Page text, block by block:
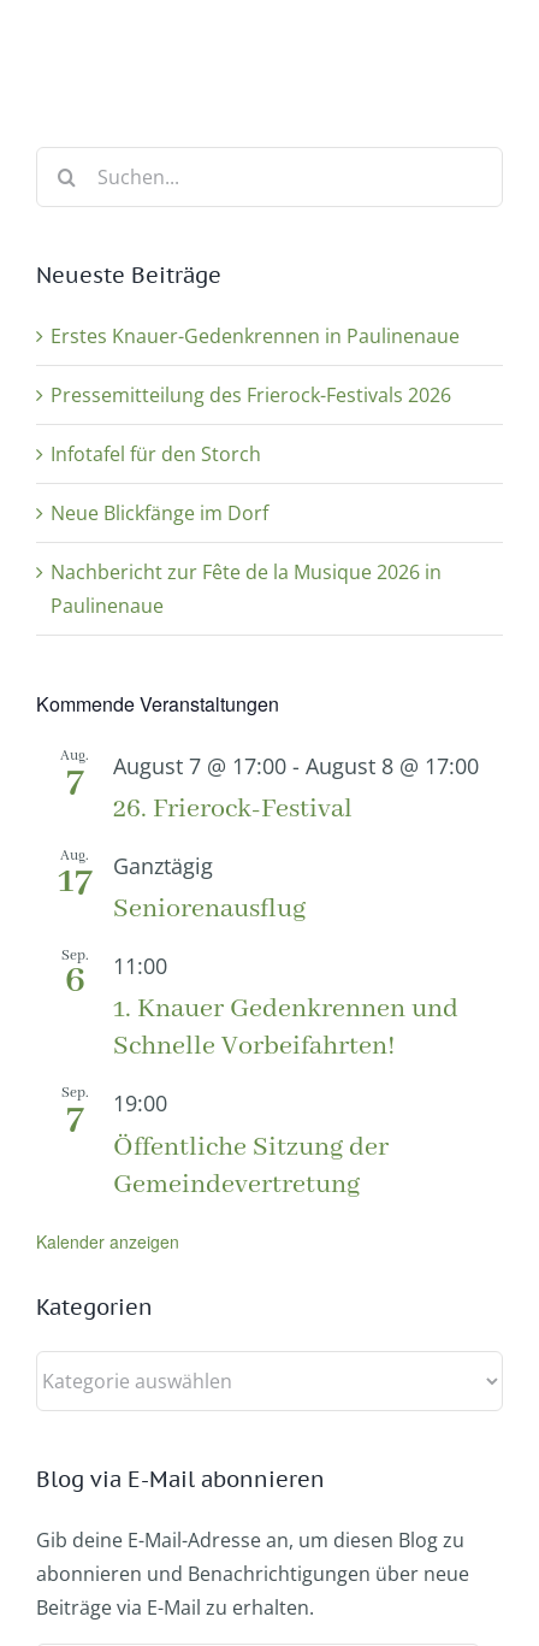
Suche
nach:
Neueste Beiträge
Erstes Knauer-Gedenkrennen in Paulinenaue
Pressemitteilung des Frierock-Festivals 2026
Infotafel für den Storch
Neue Blickfänge im Dorf
Nachbericht zur Fête de la Musique 2026 in
Paulinenaue
Kommende Veranstaltungen
Aug.
7 August 7 @ 17:00 - August 8 @ 17:00
26. Frierock-Festival
Aug.
17 Ganztägig
Seniorenausflug
Sep.
6 11:00
1. Knauer Gedenkrennen und
Schnelle Vorbeifahrten!
Sep.
7 19:00
Öffentliche Sitzung der
Gemeindevertretung
Kalender anzeigen
Kategorien
Kategorien
Blog via E-Mail abonnieren
Gib deine E-Mail-Adresse an, um diesen Blog zu
abonnieren und Benachrichtigungen über neue
Beiträge via E-Mail zu erhalten.